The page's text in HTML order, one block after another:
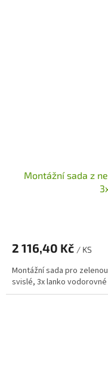
Montážní sada z
2 116,40 Kč / KS
Montážní sada pro
svislé, 3x lanko vodorovné